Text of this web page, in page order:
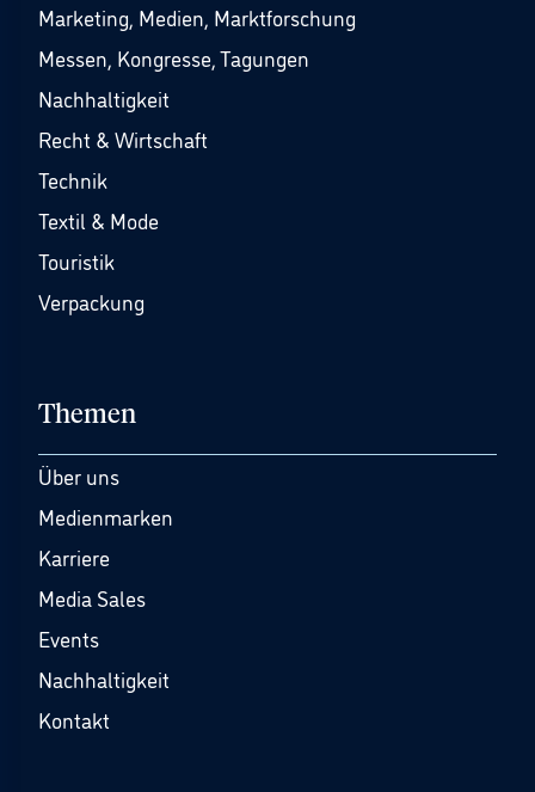
Marketing, Medien, Marktforschung
Messen, Kongresse, Tagungen
Nachhaltigkeit
Recht & Wirtschaft
Technik
Textil & Mode
Touristik
Verpackung
Themen
Über uns
Medienmarken
Karriere
Media Sales
Events
Nachhaltigkeit
Kontakt